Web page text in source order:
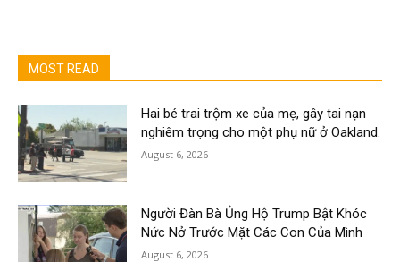
MOST READ
Hai bé trai trộm xe của mẹ, gây tai nạn
nghiêm trọng cho một phụ nữ ở Oakland.
August 6, 2026
Người Đàn Bà Ủng Hộ Trump Bật Khóc
Nức Nở Trước Mặt Các Con Của Mình
August 6, 2026